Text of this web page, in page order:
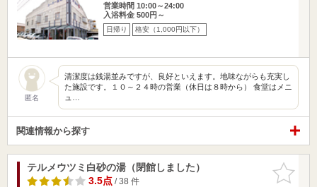
営業時間 10:00～24:00
入浴料金 500円～
日帰り 格安（1,000円以下）
匿名
清潔度は銭湯並みですが、良好といえます。地味ながらも充実し
た施設です。１０～２４時の営業（休日は８時から） 食堂はメニ
ュ…
関連情報から探す
お気に入
りに追加
テルメウツミ白砂の湯（閉館しました）
3.5点/ 38 件